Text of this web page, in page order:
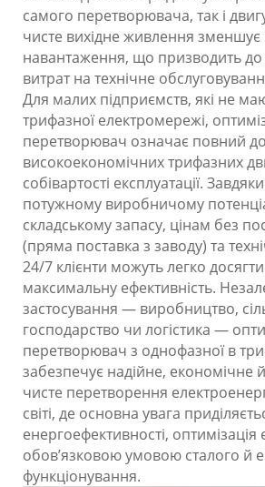
самого перетворювача, так і
чисте вихідне живлення зменшує
навантаження, що призводить
витрат на технічне
Для малих підприємств, які не
трифазної електромережі,
перетворювач означає повний
високоекономічних трифазних
собівартості експлуатації.
потужному виробничому
складському запасу, цінам без
(пряма поставка з заводу) та
24/7 клієнти можуть легко
максимальну ефективність.
застосування — виробництво,
господарство чи логістика —
перетворювач з однофазної в
забезпечує надійне, економічне
чисте перетворення
світі, де основна увага
енергоефективності, оптимізація
обов’язковою умовою сталого й
функціонування.